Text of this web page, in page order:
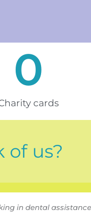
cards
0
of us?
in dental